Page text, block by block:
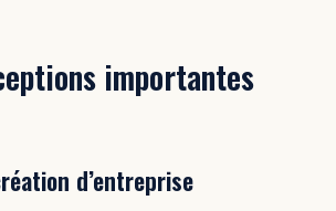
importantes
d’entreprise